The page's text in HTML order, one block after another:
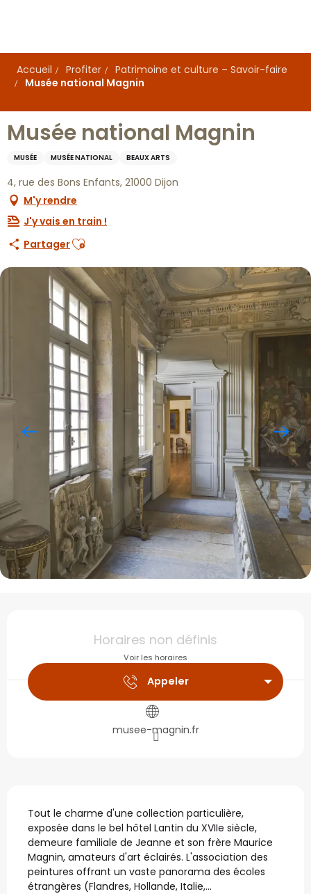
principal
Accueil
Profiter
Patrimoine et culture – Savoir-faire
Musée national Magnin
Musée national Magnin
MUSÉE MUSÉE NATIONAL BEAUX ARTS
4, rue des Bons Enfants, 21000 Dijon
M'y rendre
J'y vais en train !
PartagerAjouter aux favoris
Ouverture et
Horaires non définis
Voir les horaires
Appeler
musee-magnin.fr
Description
Tout le charme d'une collection particulière,
exposée dans le bel hôtel Lantin du XVIIe siècle,
demeure familiale de Jeanne et son frère Maurice
Magnin, amateurs d'art éclairés. L'association des
peintures offrant un vaste panorama des écoles
étrangères (Flandres, Hollande, Italie,...